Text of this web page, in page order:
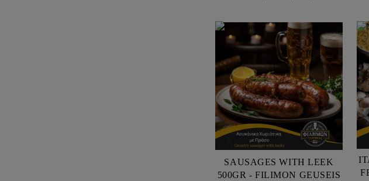
SAUSAGES WITH LEEK
500GR - FILIMON GEUSEIS